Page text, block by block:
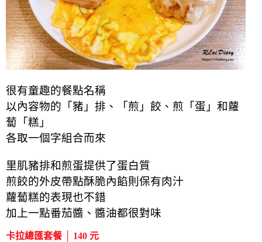
很有童趣的餐點名稱
以內容物的「豬」排、「煎」餃、煎「蛋」和蘿
蔔「糕」
各取一個字組合而來
里肌豬排和煎蛋提供了蛋白質
煎餃的外皮帶點酥脆內餡則保有肉汁
蘿蔔糕的表現也不錯
加上一點番茄醬、醬油都很對味
卡拉總匯套餐 │ 140 元